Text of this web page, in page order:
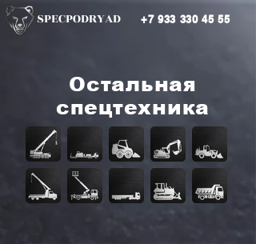
SPECPODRYAD +7 933 330 45 55
Остальная
спецтехника